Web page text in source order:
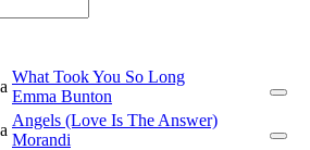
What Took You So Long
Emma Bunton
Angels (Love Is The Answer)
Morandi